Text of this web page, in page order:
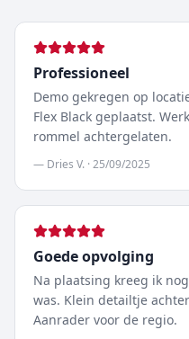
Professioneel
Demo gekregen op
Flex Black geplaatst.
rommel achtergelaten.
— Dries V. ·25/09/2025
Goede opvolging
Na plaatsing kreeg ik
was. Klein detailtje
Aanrader voor de regio.